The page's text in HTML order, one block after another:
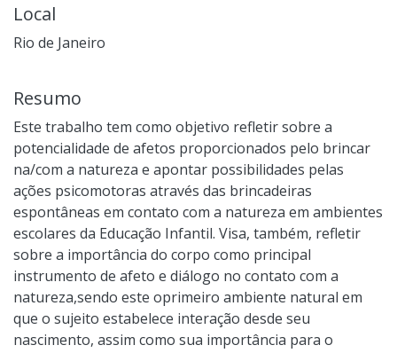
Local
Rio de Janeiro
Resumo
Este trabalho tem como objetivo refletir sobre a
potencialidade de afetos proporcionados pelo brincar
na/com a natureza e apontar possibilidades pelas
ações psicomotoras através das brincadeiras
espontâneas em contato com a natureza em ambientes
escolares da Educação Infantil. Visa, também, refletir
sobre a importância do corpo como principal
instrumento de afeto e diálogo no contato com a
natureza,sendo este oprimeiro ambiente natural em
que o sujeito estabelece interação desde seu
nascimento, assim como sua importância para o